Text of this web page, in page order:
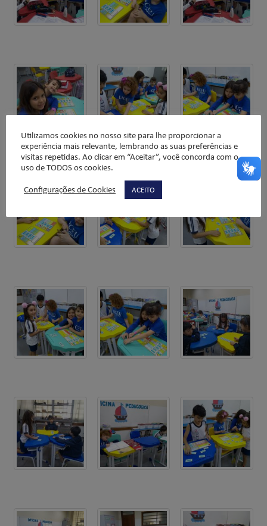
Utilizamos cookies no nosso site para lhe proporcionar a
experiência mais relevante, lembrando as suas preferências e
visitas repetidas. Ao clicar em “Aceitar”, você concorda com o
uso de TODOS os cookies.
Configurações de Cookies
ACEITO